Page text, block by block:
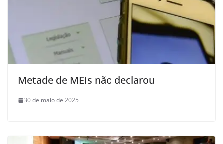
Metade de MEIs não declarou
30 de maio de 2025